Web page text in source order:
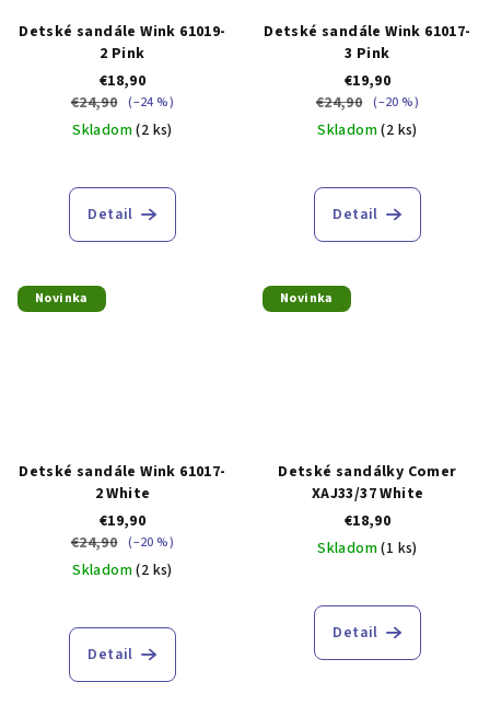
Detské sandále Wink 61019-
2 Pink
€18,90
€24,90 (–24 %)
Skladom(2 ks)
Detail
Detské sandále Wink 61017-
3 Pink
€19,90
€24,90 (–20 %)
Skladom(2 ks)
Detail
Novinka
Detské sandále Wink 61017-
2 White
€19,90
€24,90 (–20 %)
Skladom(2 ks)
Detail
Novinka
Detské sandálky Comer
XAJ33/37 White
€18,90
Skladom(1 ks)
Detail